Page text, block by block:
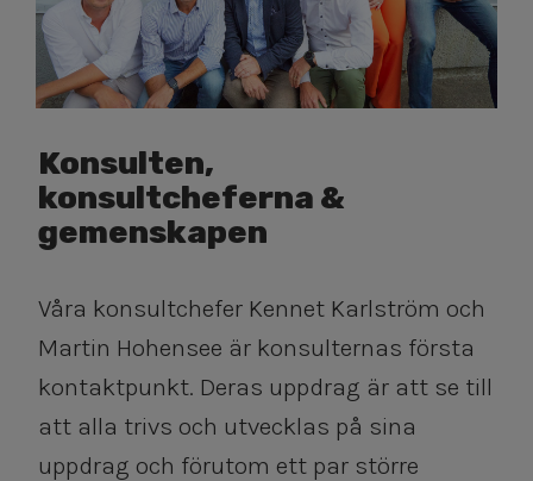
Konsulten,
konsultcheferna &
gemenskapen
Våra konsultchefer Kennet Karlström och
Martin Hohensee är konsulternas första
kontaktpunkt. Deras uppdrag är att se till
att alla trivs och utvecklas på sina
uppdrag och förutom ett par större